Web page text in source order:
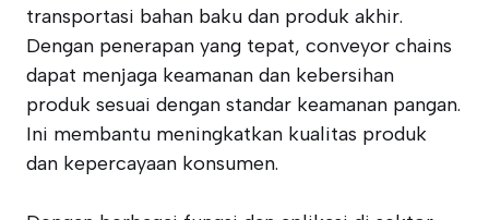
transportasi bahan baku dan produk akhir.
Dengan penerapan yang tepat, conveyor chains
dapat menjaga keamanan dan kebersihan
produk sesuai dengan standar keamanan pangan.
Ini membantu meningkatkan kualitas produk
dan kepercayaan konsumen.